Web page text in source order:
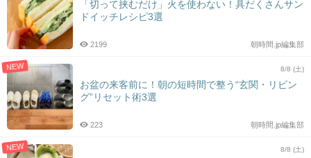
「切って挟むだけ」火を使わない！具だくさんサン
ドイッチレシピ3選
朝時間.jp編集部
2199
NEW 8/8 (土)
お盆の来客前に！朝の短時間で整う“玄関・リビン
グ”リセット術3選
朝時間.jp編集部
223
NEW 8/8 (土)